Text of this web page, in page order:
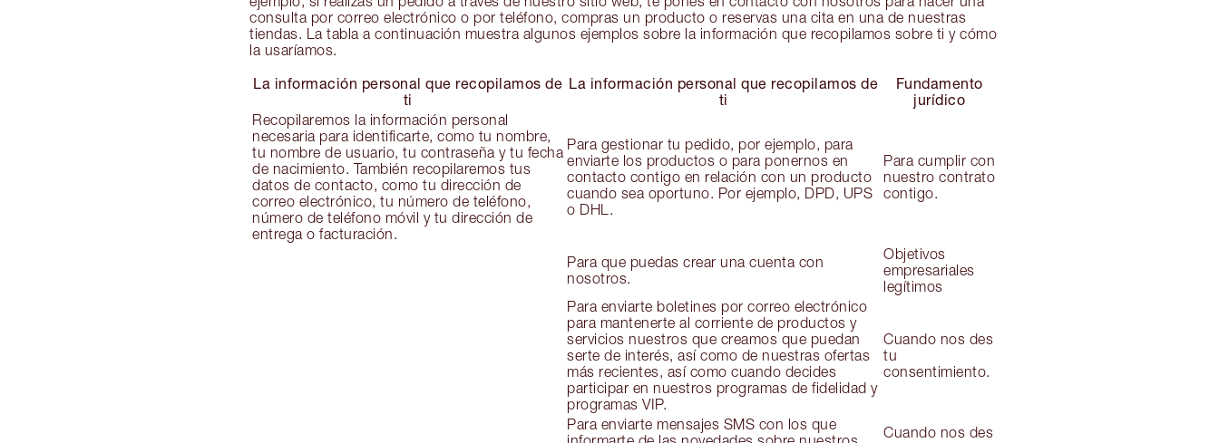
consulta por correo electrónico o por teléfono, compras un producto o reservas una cita en una de nuestras
tiendas. La tabla a continuación muestra algunos ejemplos sobre la información que recopilamos sobre ti y cómo
la usaríamos.
La información personal que recopilamos de
ti
La información personal que recopilamos de
ti
Fundamento
jurídico
Recopilaremos la información personal
necesaria para identificarte, como tu nombre,
tu nombre de usuario, tu contraseña y tu fecha
de nacimiento. También recopilaremos tus
datos de contacto, como tu dirección de
correo electrónico, tu número de teléfono,
número de teléfono móvil y tu dirección de
entrega o facturación.
Para gestionar tu pedido, por ejemplo, para
enviarte los productos o para ponernos en
contacto contigo en relación con un producto
cuando sea oportuno. Por ejemplo, DPD, UPS
o DHL.
Para cumplir con
nuestro contrato
contigo.
Para que puedas crear una cuenta con
nosotros.
Objetivos
empresariales
legítimos
Para enviarte boletines por correo electrónico
para mantenerte al corriente de productos y
servicios nuestros que creamos que puedan
serte de interés, así como de nuestras ofertas
más recientes, así como cuando decides
participar en nuestros programas de fidelidad y
programas VIP.
Cuando nos des
tu
consentimiento.
Para enviarte mensajes SMS con los que
Cuando nos des